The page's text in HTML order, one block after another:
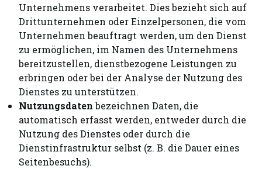
Unternehmens verarbeitet. Dies bezieht sich auf
Drittunternehmen oder Einzelpersonen, die vom
Unternehmen beauftragt werden, um den Dienst
zu ermöglichen, im Namen des Unternehmens
bereitzustellen, dienstbezogene Leistungen zu
erbringen oder bei der Analyse der Nutzung des
Dienstes zu unterstützen.
Nutzungsdatenbezeichnen Daten, die
automatisch erfasst werden, entweder durch die
Nutzung des Dienstes oder durch die
Dienstinfrastruktur selbst (z. B. die Dauer eines
Seitenbesuchs).